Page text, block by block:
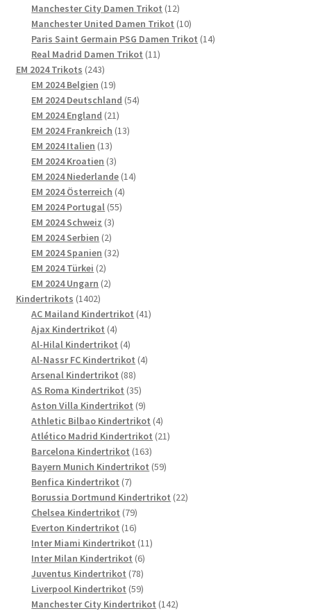
Produkte
Manchester City Damen Trikot 1212
Produkte
Manchester United Damen Trikot 1010
Produkte
Paris Saint Germain PSG Damen Trikot 1414
Real Madrid Damen Trikot 1111
EM 2024 Trikots 243243
Produkte
EM 2024 Belgien 1919
Produkte
EM 2024 Deutschland 5454
EM 2024 England 2121
Produkte
EM 2024 Frankreich 1313
EM 2024 Italien 1313
Produkte
EM 2024 Kroatien 33
Produkte
EM 2024 Niederlande 1414
EM 2024 Österreich 44
EM 2024 Portugal 5555
EM 2024 Schweiz 33
EM 2024 Serbien 22
Produkte
EM 2024 Spanien 3232
EM 2024 Türkei 22
Produkte
EM 2024 Ungarn 22
Kindertrikots 14021402
Produkte
AC Mailand Kindertrikot 4141
Ajax Kindertrikot 44
Produkte
Al-Hilal Kindertrikot 44
Produkte
Al-Nassr FC Kindertrikot 44
Arsenal Kindertrikot 8888
Produkte
AS Roma Kindertrikot 3535
Produkte
Aston Villa Kindertrikot 99
Produkte
Athletic Bilbao Kindertrikot 44
Produkte
Atlético Madrid Kindertrikot 2121
Barcelona Kindertrikot 163163
Produkte
Bayern Munich Kindertrikot 5959
Benfica Kindertrikot 77
Produkte
Borussia Dortmund Kindertrikot 2222
Chelsea Kindertrikot 7979
Produkte
Everton Kindertrikot 1616
Produkte
Inter Miami Kindertrikot 1111
Inter Milan Kindertrikot 66
Produkte
Juventus Kindertrikot 7878
Produkte
Liverpool Kindertrikot 5959
Produkte
Manchester City Kindertrikot 142142